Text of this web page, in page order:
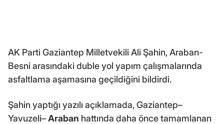
AK Parti Gaziantep Milletvekili Ali Şahin, Araban-
Besni arasındaki duble yol yapım çalışmalarında
asfaltlama aşamasına geçildiğini bildirdi.
Şahin yaptığı yazılı açıklamada, Gaziantep–
Yavuzeli–Araban hattında daha önce tamamlanan